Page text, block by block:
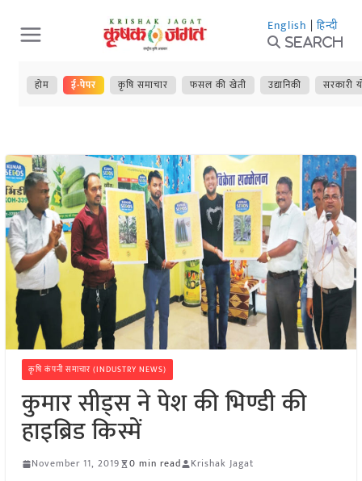
Skip
to
content
English | हिन्दी
Search
होम ई-पेपर कृषि समाचार फसल की खेती उद्यानिकी सरकारी
कृषि कंपनी समाचार (INDUSTRY NEWS)
कुमार सीड्स ने पेश की भिण्डी की
हाइब्रिड किस्में
November 11, 2019 0 min read Krishak Jagat